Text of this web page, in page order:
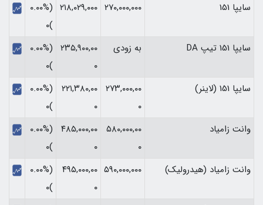
سایپا 151
۲۷۰,۰۰۰,۰۰۰ ۲۱۸,۰۲۹,۰۰۰
(۰.۰۰%
)۰
سایپا 151 تیپ DA
به زودی
۲۳۵,۹۰۰,۰۰
۰
(۰.۰۰%
)۰
سایپا 151 (لاینر)
۲۷۳,۰۰۰,۰۰
۰
۲۲۱,۳۸۰,۰۰
۰
(۰.۰۰%
)۰
وانت زامیاد
۵۸۰,۰۰۰,۰۰
۰
۴۸۵,۰۰۰,۰۰
۰
(۰.۰۰%
)۰
وانت زامیاد (هیدرولیک)
۵۹۰,۰۰۰,۰۰۰ ۴۹۵,۰۰۰,۰۰
۰
(۰.۰۰%
)۰